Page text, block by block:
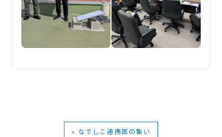
« なでしこ連携医の集い